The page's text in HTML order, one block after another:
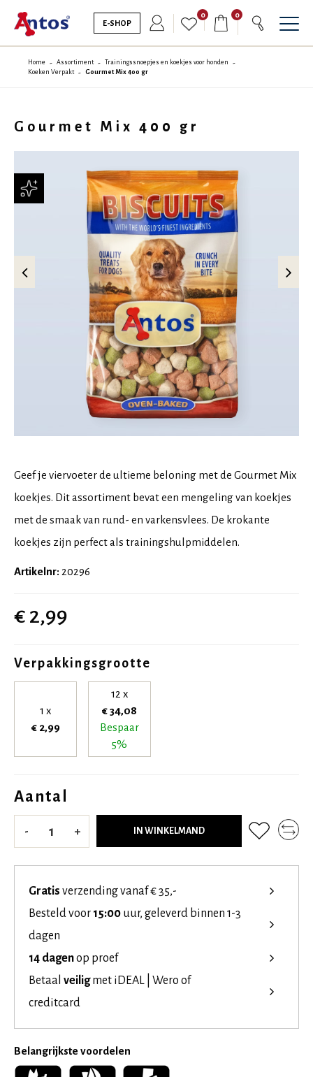
E-SHOP
0 0
Home Assortiment
Trainingssnoepjes en koekjes voor honden
Koeken Verpakt
Gourmet Mix 400 gr
Gourmet Mix 400 gr
Geef je viervoeter de ultieme beloning met de Gourmet Mix
koekjes. Dit assortiment bevat een mengeling van koekjes
met de smaak van rund- en varkensvlees. De krokante
koekjes zijn perfect als trainingshulpmiddelen.
Artikelnr: 20296
€ 2,99
Verpakkingsgrootte
1 x
€ 2,99
12 x
€ 34,08
Bespaar
5%
Aantal
- + IN WINKELMAND
Gratis verzending vanaf € 35,-
Besteld voor 15:00 uur, geleverd binnen 1-3
dagen
14 dagenop proef
Betaal veiligmet iDEAL | Wero of
creditcard
Belangrijkste voordelen